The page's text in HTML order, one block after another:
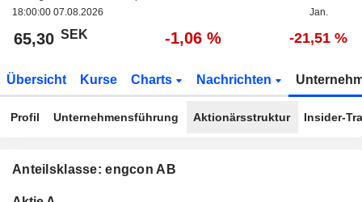
18:00:00 07.08.2026
Jan.
65,30 SEK -1,06 % -21,51 %
Übersicht Kurse Charts Nachrichten
Profil Unternehmensführung Aktionärsstruktur Insider-
Anteilsklasse: engcon AB